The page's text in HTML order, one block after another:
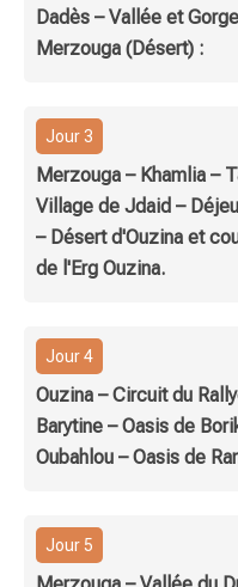
Dadès – Vallée et
Merzouga (Désert) :
Jour 3
Merzouga – Khamlia –
Village de Jdaid –
– Désert d'Ouzina et
de l'Erg Ouzina.
Jour 4
Ouzina – Circuit du
Barytine – Oasis de
Oubahlou – Oasis de
Jour 5